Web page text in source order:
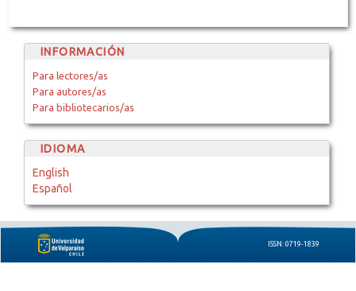
INFORMACIÓN
Para lectores/as
Para autores/as
Para bibliotecarios/as
IDIOMA
English
Español
ISSN: 0719-1839